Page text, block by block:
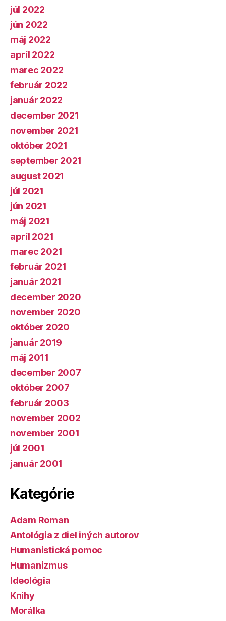
júl 2022
jún 2022
máj 2022
apríl 2022
marec 2022
február 2022
január 2022
december 2021
november 2021
október 2021
september 2021
august 2021
júl 2021
jún 2021
máj 2021
apríl 2021
marec 2021
február 2021
január 2021
december 2020
november 2020
október 2020
január 2019
máj 2011
december 2007
október 2007
február 2003
november 2002
november 2001
júl 2001
január 2001
Kategórie
Adam Roman
Antológia z diel iných autorov
Humanistická pomoc
Humanizmus
Ideológia
Knihy
Morálka